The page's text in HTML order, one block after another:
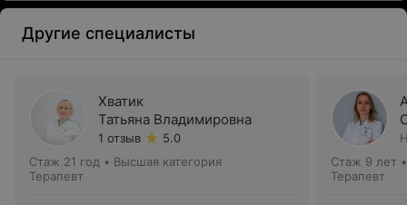
Другие специалисты
Хватик
Татьяна Владимировна
1 отзыв
5.0
Стаж 21 год • Высшая категория
Терапевт
Стаж 9 лет
Терапевт